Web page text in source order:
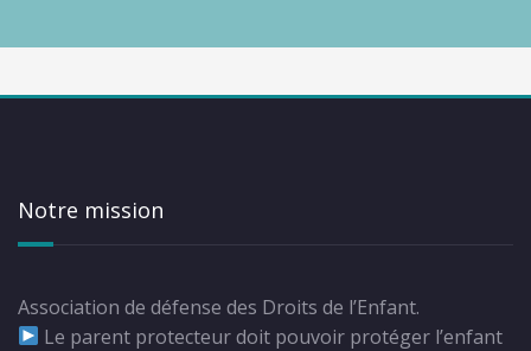
Notre mission
Association de défense des Droits de l’Enfant.
Le parent protecteur doit pouvoir protéger l’enfant